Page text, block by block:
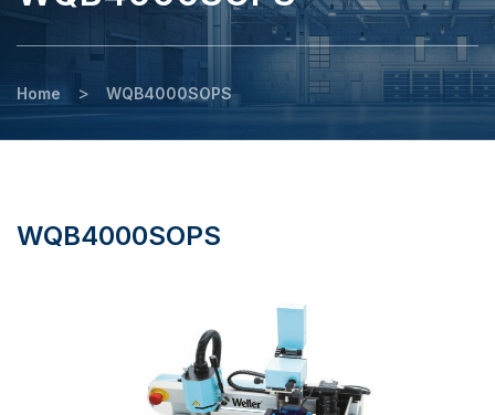
Home > WQB4000SOPS
WQB4000SOPS